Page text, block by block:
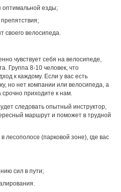
оптимальной езды;
своего велосипеда.
чувствует себя на велосипеде,
Группа 8-10 человек, что
к каждому. Если у вас есть
но нет компании или велосипеда, а
срочно приходите к нам.
следовать опытный инструктор,
маршрут и поможет в трудной
лесополосе (парковой зоне), где вас
сил в пути;